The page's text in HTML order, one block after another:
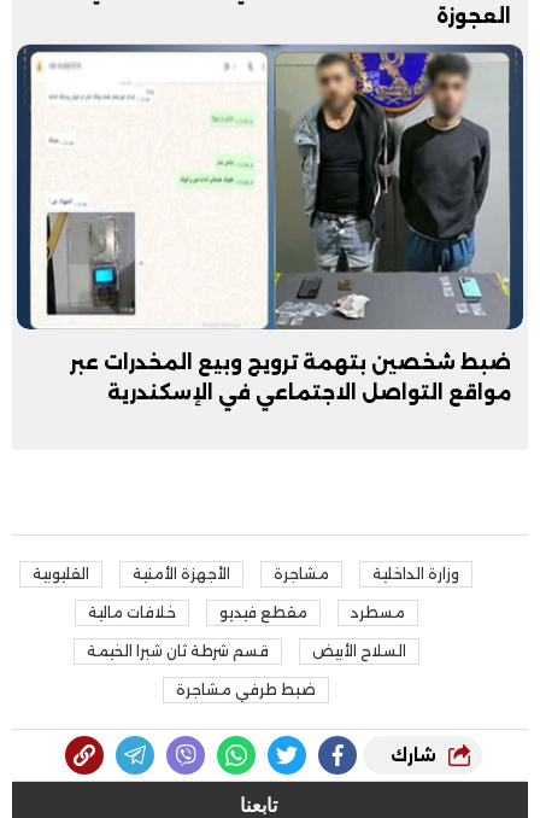
العجوزة
ضبط شخصين بتهمة ترويج وبيع المخدرات عبر
مواقع التواصل الاجتماعي في الإسكندرية
وزارة الداخلية مشاجرة الأجهزة الأمنية القليوبية
مسطرد مقطع فيديو خلافات مالية
السلاح الأبيض قسم شرطة ثان شبرا الخيمة
ضبط طرفي مشاجرة
شارك
تابعنا